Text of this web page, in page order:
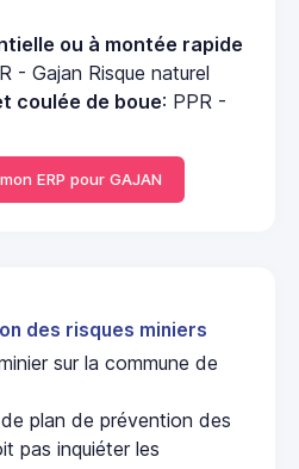
ou à montée rapide
- Gajan Risque naturel
coulée de boue: PPR -
ERP pour GAJAN
des risques miniers
sur la commune de
plan de prévention des
pas inquiéter les